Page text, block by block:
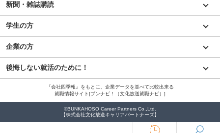
新聞・雑誌購読
学生の方
企業の方
後悔しない就活のために！
『会社四季報』をもとに、企業データを並べて比較出来る
就職情報サイト[ブンナビ！（文化放送就職ナビ）]
©BUNKAHOSO Career Partners Co.,Ltd.
【株式会社文化放送キャリアパートナーズ】